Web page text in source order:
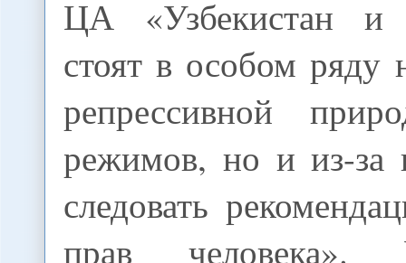
ЦА «Узбекистан и
стоят в особом ряду
репрессивной
режимов, но и из-за
следовать
прав